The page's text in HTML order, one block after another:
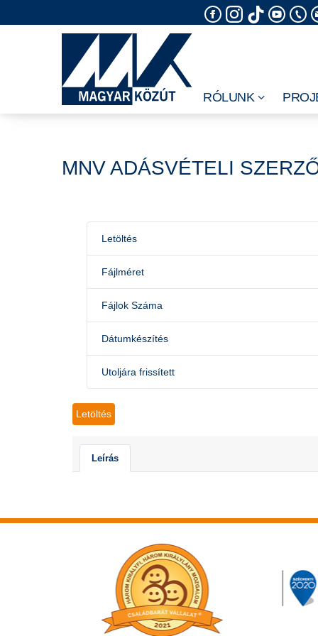
to
RÓLUNK
MNV ADÁSVÉTELI
Letöltés
Fájlméret
Fájlok Száma
Dátumkészítés
Utoljára frissített
Letöltés
Leírás